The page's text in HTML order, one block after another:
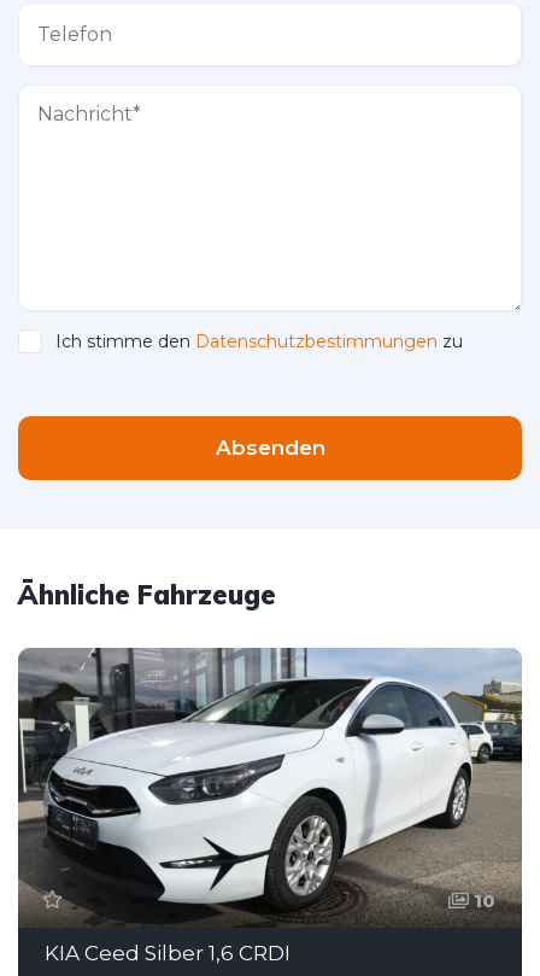
Ich stimme den Datenschutzbestimmungen zu
Please leave this field empty.
Absenden
Ähnliche Fahrzeuge
10
KIA Ceed Silber 1,6 CRDI